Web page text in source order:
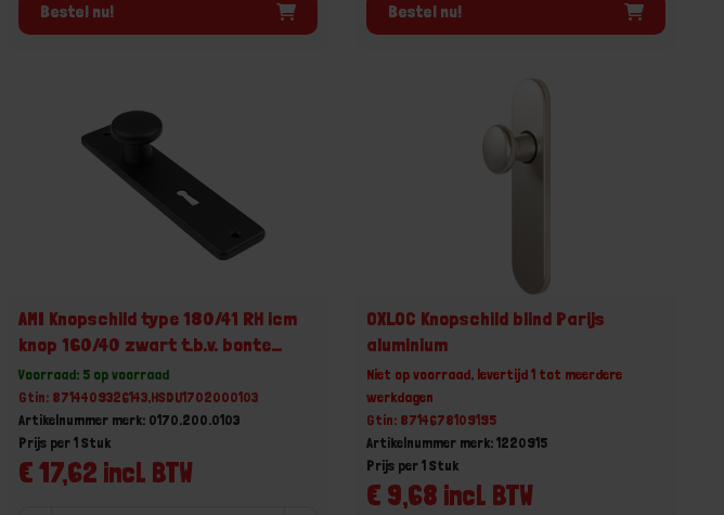
Bestel nu! Bestel nu!
AMI Knopschild type 180/41 RH icm
knop 160/40 zwart t.b.v. bonte
baard
Voorraad: 5 op voorraad
Gtin: 8714409326143,HSDU1702000103
Artikelnummer merk: 0170.200.0103
€ 17,62 incl. BTW
Prijs per 1 Stuk
OXLOC Knopschild blind Parijs
aluminium
Niet op voorraad, levertijd 1 tot meerdere
werkdagen
Gtin: 8714678109195
Artikelnummer merk: 1220915
€ 9,68 incl. BTW
Prijs per 1 Stuk